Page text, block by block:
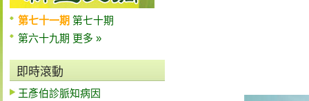
第七十一期 第七十期
第六十九期 更多 »
即時滾動
王彥伯診脈知病因